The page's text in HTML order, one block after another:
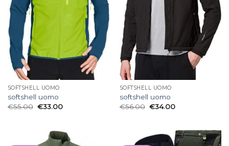
SOFTSHELL UOMO
softshell uomo
€55.00 €33.00
SOFTSHELL UOMO
softshell uomo
€56.00 €34.00